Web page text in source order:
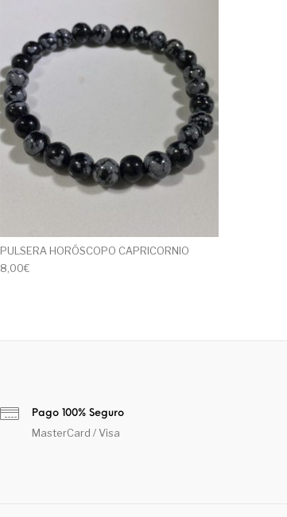
PULSERA HORÓSCOPO CAPRICORNIO
8,00€
Pago 100% Seguro
MasterCard / Visa